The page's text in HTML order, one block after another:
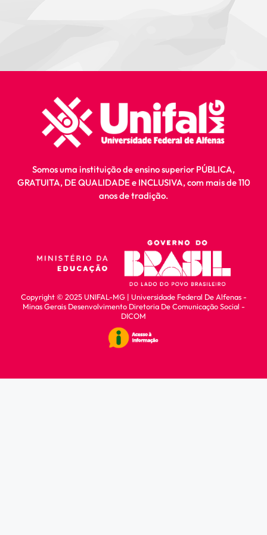
Somos uma instituição de ensino superior PÚBLICA,
GRATUITA, DE QUALIDADE e INCLUSIVA, com mais de 110
anos de tradição.
Copyright © 2025 UNIFAL-MG | Universidade Federal De Alfenas -
Minas Gerais Desenvolvimento Diretoria De Comunicação Social -
DICOM